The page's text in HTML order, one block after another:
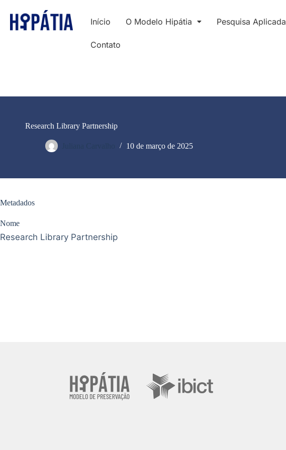
Início O Modelo Hipátia Pesquisa Aplicada
Contato
Research Library Partnership
10 de março de 2025
Metadados
Nome
Research Library Partnership